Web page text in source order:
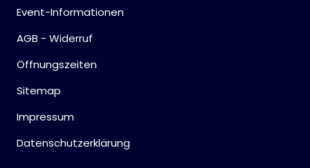
Event-Informationen
AGB - Widerruf
Öffnungszeiten
Sitemap
Impressum
Datenschutzerklärung